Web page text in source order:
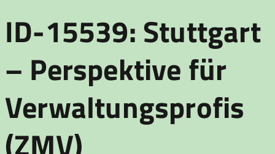
ID-15539: Stuttgart
– Perspektive für
Verwaltungsprofis
(ZMV)